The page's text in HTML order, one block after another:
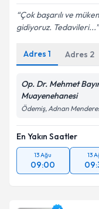
Çok başarılı ve
gidiyoruz. Tedavileri...
Adres 1 Adres 2
Op. Dr. Mehmet
Muayenehanesi
Ödemiş, Adnan
En Yakın Saatler
13 Ağu
09:00
13